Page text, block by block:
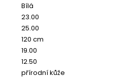
Bílá
23.00
25.00
120 cm
19.00
12.50
přírodní kůže